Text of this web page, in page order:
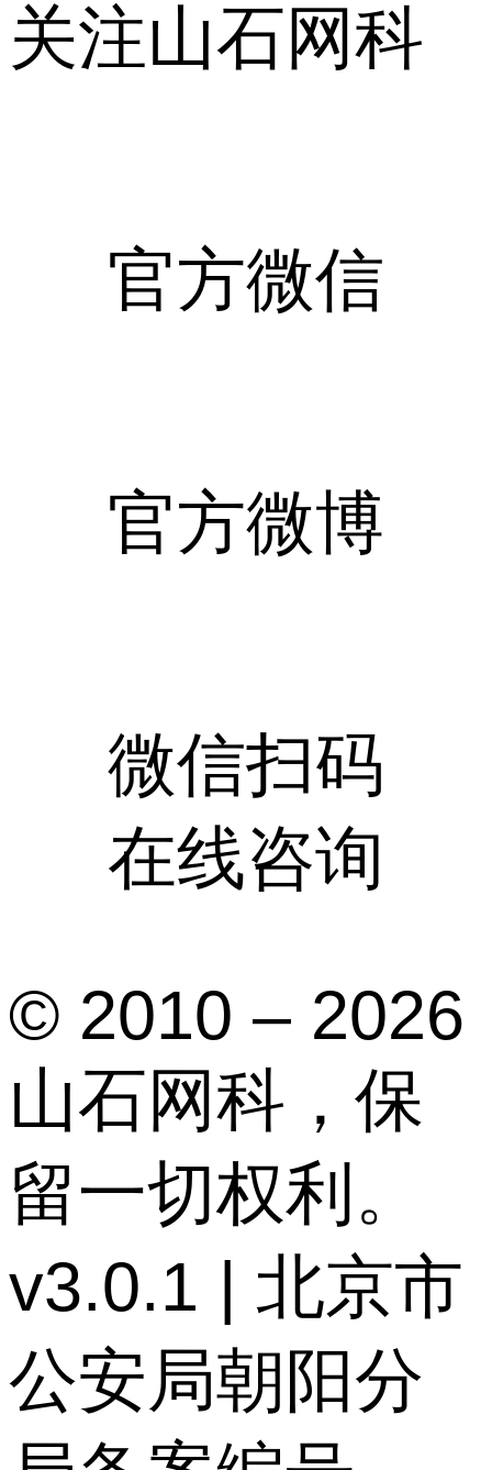
关注山石网科
官方微信
官方微博
微信扫码
在线咨询
© 2010 – 2026
山石网科，保
留一切权利。
v3.0.1 | 北京市
公安局朝阳分